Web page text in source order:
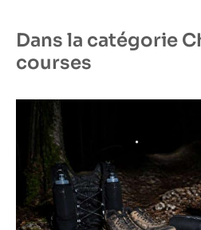
Dans la catégorie
courses